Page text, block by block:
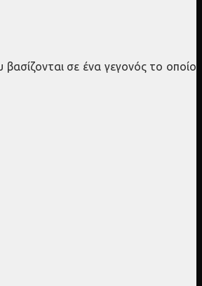
σε ένα γεγονός το οποίο